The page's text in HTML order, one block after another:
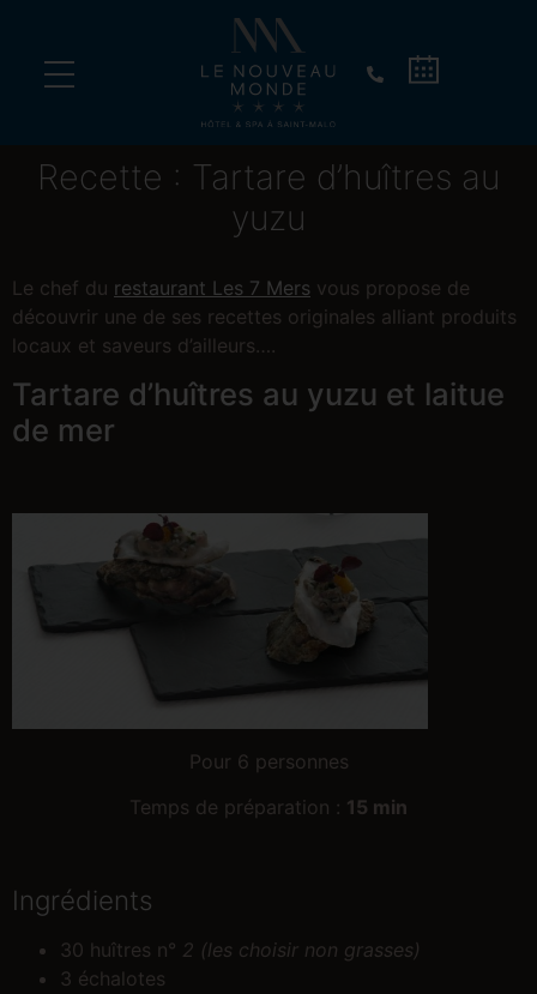
Vivez un dîner d’exception sur un vieux gréement !
Recette : Tartare d’huîtres au
yuzu
Le chef du restaurant Les 7 Mers vous propose de
découvrir une de ses recettes originales alliant produits
locaux et saveurs d’ailleurs….
Tartare d’huîtres au yuzu et laitue
de mer
Pour 6 personnes
Temps de préparation : 15 min
Ingrédients
30 huîtres n° 2 (les choisir non grasses)
3 échalotes